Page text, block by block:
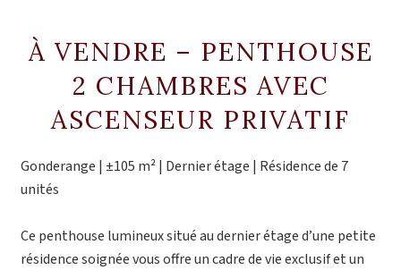
À VENDRE – PENTHOUSE
2 CHAMBRES AVEC
ASCENSEUR PRIVATIF
Gonderange | ±105 m² | Dernier étage | Résidence de 7
unités
Ce penthouse lumineux situé au dernier étage d’une petite
résidence soignée vous offre un cadre de vie exclusif et un